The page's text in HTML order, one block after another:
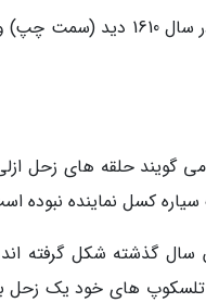
تصاویر زحل راه درازی را از زمان اولین نقاشی های خود پیموده اند:
گویند حلقه های زحل
کسل نماینده نبوده
سال گذشته شکل گرفته
تلسکوپ های خود یک زحل